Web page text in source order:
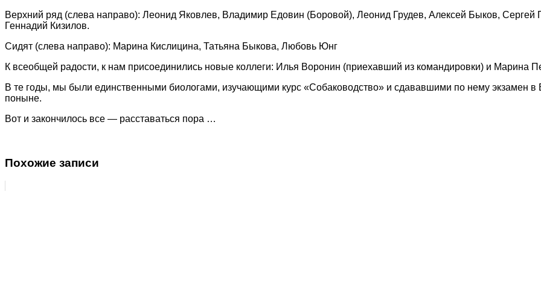
Верхний ряд (слева направо): Леонид Яковлев, Владимир Едовин (Боровой), Леонид Грудев, Алексей Быков,
Геннадий Кизилов.
Сидят (слева направо): Марина Кислицина, Татьяна Быкова, Любовь Юнг
К всеобщей радости, к нам присоединились новые коллеги: Илья Воронин (приехавший из командировки) и Марина
В те годы, мы были единственными биологами, изучающими курс «Собаководство» и сдававшими по нему экзамен
поныне.
Вот и закончилось все — расставаться пора …
Похожие записи